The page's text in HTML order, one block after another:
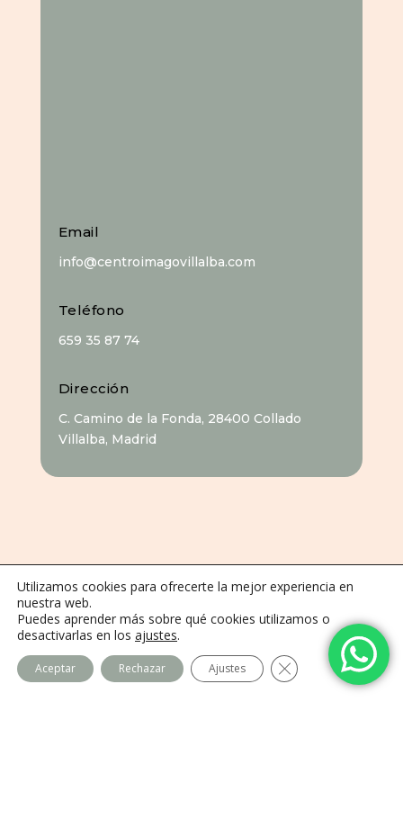
Email
info@centroimagovillalba.com
Teléfono
659 35 87 74
Dirección
C. Camino de la Fonda, 28400 Collado
Villalba, Madrid
Centro Imago
Equipo
Contacto
Utilizamos cookies para ofrecerte la mejor experiencia en
nuestra web.
Puedes aprender más sobre qué cookies utilizamos o
desactivarlas en los ajustes.
Aceptar Rechazar Ajustes Cerrar el banner de